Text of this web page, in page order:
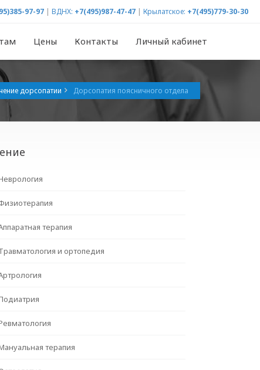
97-97 | ВДНХ: +7(495)987-47-47 | Крылатское: +7(495)779-30-30
Цены Контакты Личный кабинет
дорсопатии Дорсопатия поясничного отдела
терапия
и ортопедия
терапия